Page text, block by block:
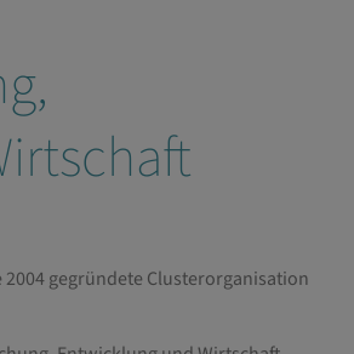
2004 gegründete Clusterorganisation